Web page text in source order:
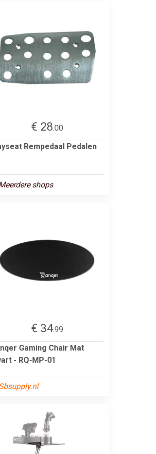
€ 28.00
Rempedaal Pedalen
shops
€ 34.99
Gaming Chair Mat
- RQ-MP-01